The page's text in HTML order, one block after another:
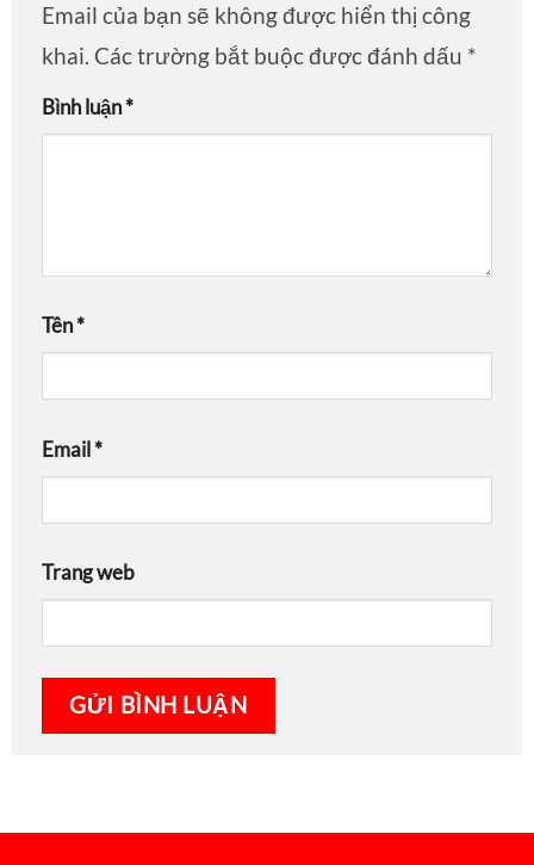
Email của bạn sẽ không được hiển thị công
khai. Các trường bắt buộc được đánh dấu *
Bình luận*
Tên*
Email*
Trang web